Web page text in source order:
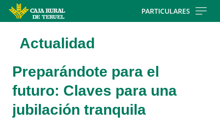
PARTICULARES
Actualidad
Preparándote para el
futuro: Claves para una
jubilación tranquila